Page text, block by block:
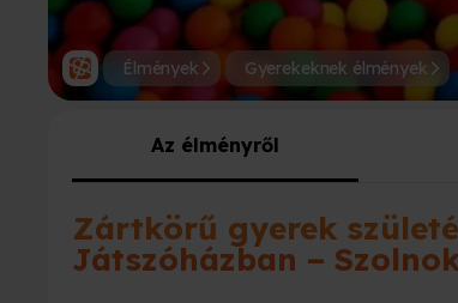
Élmények Gyerekeknek élmények
Az élményről
Zártkörű gyerek
Játszóházban –